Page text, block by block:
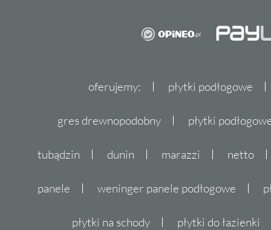
oferujemy: płytki podłogowe
gres drewnopodobny płytki
tubądzin dunin marazzi netto
panele weninger panele podłogowe
płytki na schody płytki do łazienki